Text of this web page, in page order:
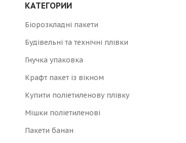
КАТЕГОРИИ
Біорозкладні пакети
Будівельні та технічні плівки
Гнучка упаковка
Крафт пакет із вікном
Купити поліетиленову плівку
Мішки поліетиленові
Пакети банан